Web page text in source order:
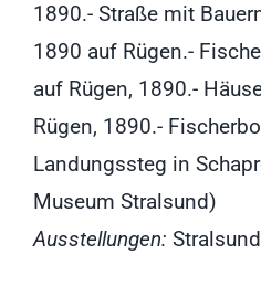
RUGIA Shop NEU
1890.- Straße mit
1890 auf Rügen.-
auf Rügen, 1890.-
Rügen, 1890.-
Landungssteg in
Museum Stralsund)
Ausstellungen: